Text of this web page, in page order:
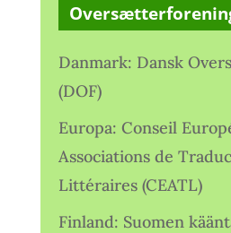
Danmark: Dansk
(DOF)
Europa: Conseil
Associations de
Littéraires (CEATL)
Finland: Suomen